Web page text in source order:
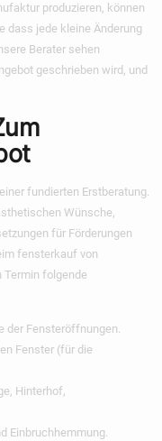
produzieren, können
dass jede kleine Änderung
Berater sehen
geschrieben wird, und
fundierten Erstberatung.
Wünsche,
für Förderungen
fensterkauf von
Termin folgende
der Fensteröffnungen.
Fenster (für die
Hinterhof,
Einbruchhemmung.